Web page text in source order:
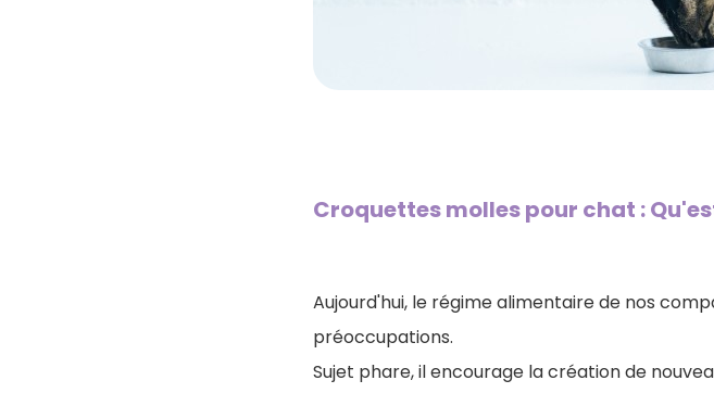
Croquettes molles pour chat :
Aujourd'hui, le régime alimentaire de nos
préoccupations.
Sujet phare, il encourage la création de